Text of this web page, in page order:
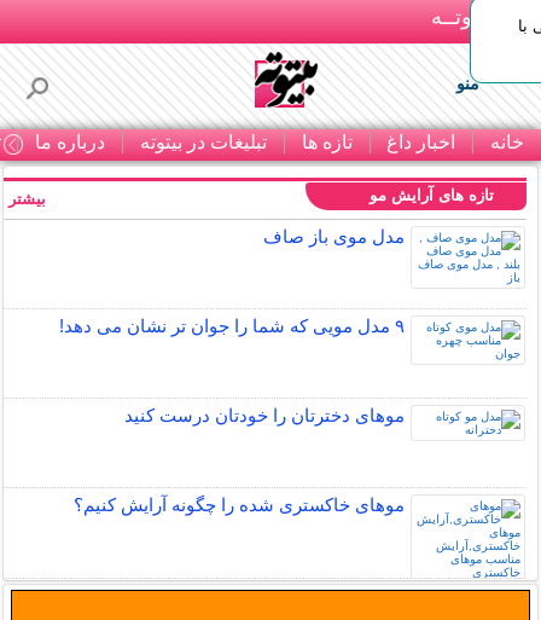
بـیتوتــه
منو
خانه اخبار داغ تازه ها تبلیغات در بیتوته درباره ما
با
تازه های آرایش مو
مدل موی باز صاف
۹ مدل مویی که شما را جوان تر نشان می دهد!
موهای دخترتان را خودتان درست کنید
موهای خاکستری شده را چگونه آرایش کنیم؟
بیشتر